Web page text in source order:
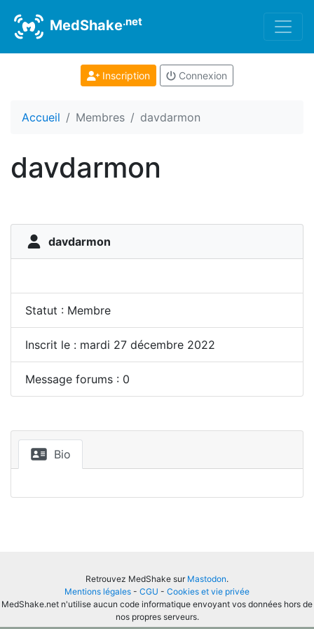
MedShake.net
Inscription Connexion
Accueil Membres davdarmon
davdarmon
davdarmon
Statut : Membre
Inscrit le : mardi 27 décembre 2022
Message forums : 0
Bio
Retrouvez MedShake sur Mastodon.
Mentions légales - CGU - Cookies et vie privée
MedShake.net n'utilise aucun code informatique envoyant vos données hors de
nos propres serveurs.